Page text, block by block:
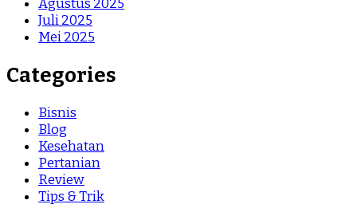
Agustus 2025
Juli 2025
Mei 2025
Categories
Bisnis
Blog
Kesehatan
Pertanian
Review
Tips & Trik